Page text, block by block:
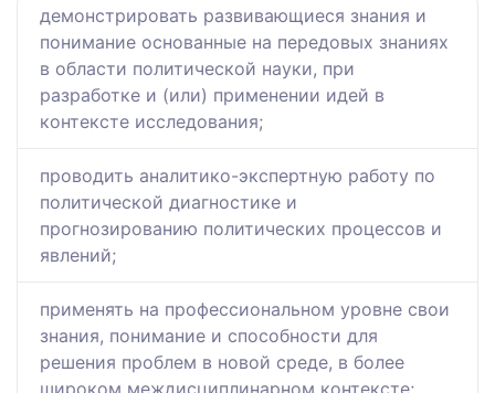
демонстрировать развивающиеся знания и
понимание основанные на передовых знаниях
в области политической науки, при
разработке и (или) применении идей в
контексте исследования;
проводить аналитико-экспертную работу по
политической диагностике и
прогнозированию политических процессов и
явлений;
применять на профессиональном уровне свои
знания, понимание и способности для
решения проблем в новой среде, в более